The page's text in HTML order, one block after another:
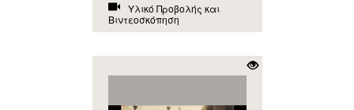
Υλικό Προβολής και
Βιντεοσκόπηση